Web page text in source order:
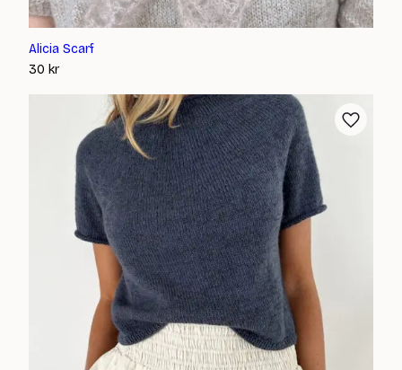
Alicia Scarf
30 kr